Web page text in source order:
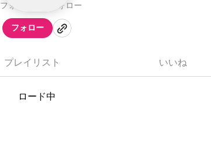
フォロワー フォロー
フォロー
プレイリスト いいね
ロード中